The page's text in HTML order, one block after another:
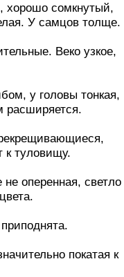
хорошо сомкнутый,
У самцов толще.
Веко узкое,
у головы тонкая,
расширяется.
к туловищу.
оперенная, светло
покатая к